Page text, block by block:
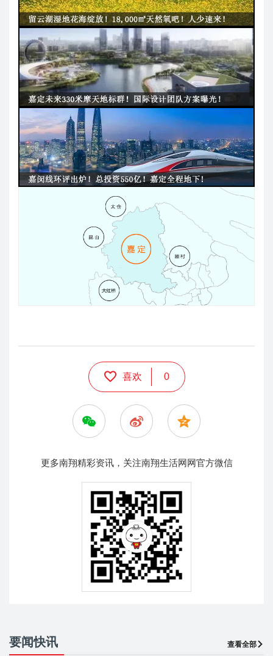
喜欢 0
更多南翔精彩资讯，关注南翔生活网网官方微信
要闻快讯 查看全部